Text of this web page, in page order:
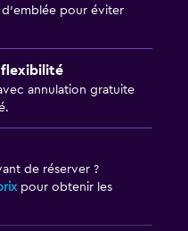
pour éviter
flexibilité
annulation gratuite
de réserver ?
pour obtenir les